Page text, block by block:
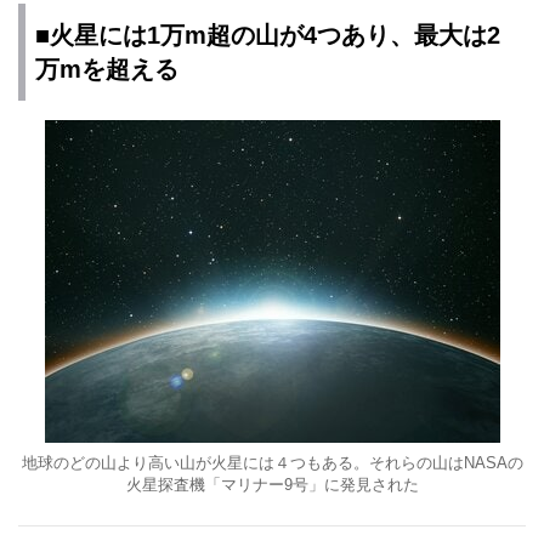
■火星には1万m超の山が4つあり、最大は2
万mを超える
地球のどの山より高い山が火星には４つもある。それらの山はNASAの
火星探査機「マリナー9号」に発見された